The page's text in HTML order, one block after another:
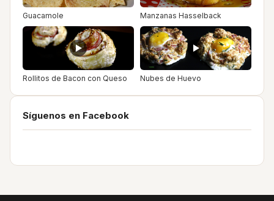
Guacamole Manzanas Hasselback
Rollitos de Bacon con Queso Nubes de Huevo
Síguenos en Facebook